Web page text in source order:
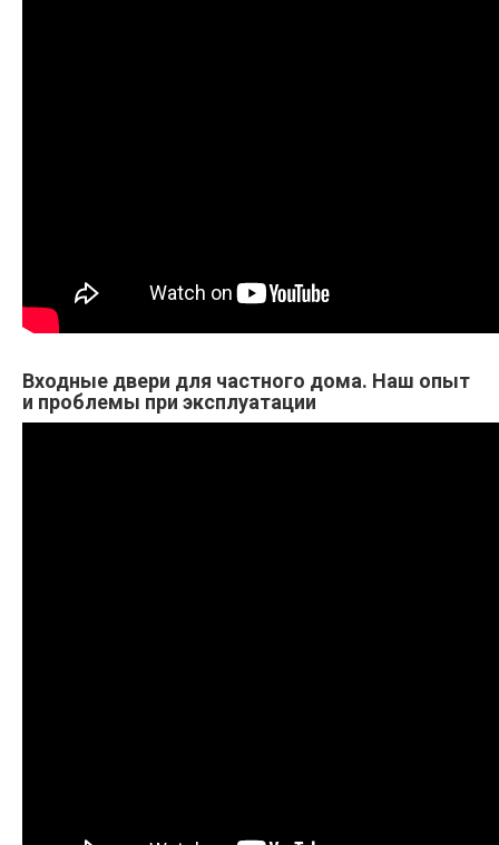
Входные двери для частного дома. Наш опыт
и проблемы при эксплуатации